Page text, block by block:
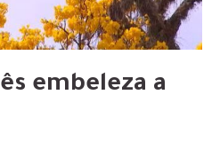
embeleza a